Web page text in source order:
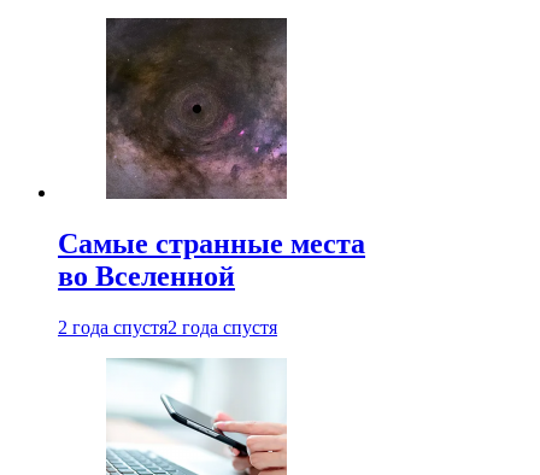
Самые странные места
во Вселенной
2 года спустя2 года спустя